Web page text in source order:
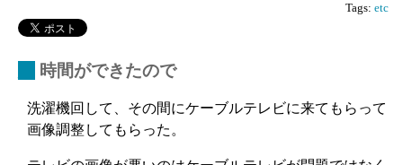
Tags: etc
時間ができたので
洗濯機回して、その間にケーブルテレビに来てもらって
画像調整してもらった。